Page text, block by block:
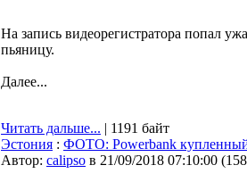
На запись видеорегистратора попал
пьяницу.
Далее...
Читать дальше... | 1191 байт
Эстония : ФОТО: Powerbank купленный
Автор: calipso в 21/09/2018 07:10:00 (